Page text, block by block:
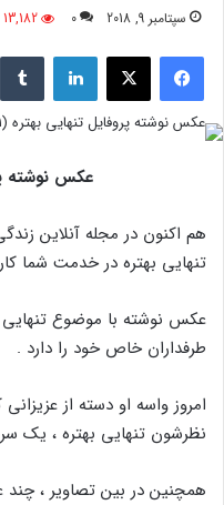
سپتامبر 9, 2018 0
13,182
فیسبوک لینکدین
عکس نوشته
هم اکنون در مجله آنلاین
تنهایی بهتره در خدمت شما
عکس نوشته با موضوع
طرفداران خاص خود را دارد .
امروز واسه او دسته از
نظرشون تنهایی بهتره ، یک
همچنین در بین تصاویر ،